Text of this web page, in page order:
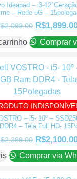
Ideapad – i3-
– Rede 5G –
2,099.00 R$
Comprar
INDISPONÍVEL
– i5- 10º –
– Tela Full HD-
2,399.00 R$
Comprar via